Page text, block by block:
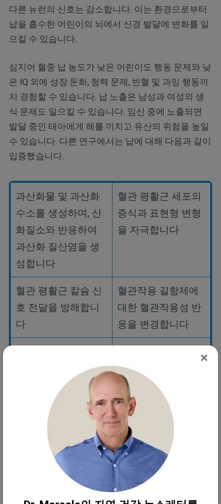
다른 뉴런의 신호는 감소합니다. 이는 환경으로부터
납을 흡수한 어린이의 뇌에서 신경 발달에 변화를 일
으킬 수 있습니다.
심지어 혈중 납 농도가 낮은 어린이도 행동 문제와 낮
은 IQ 외에 성장 둔화, 청력 문제, 빈혈 및 과잉 행동까
지 경험할 수 있습니다. 납 노출은 남성과 여성의 생
식 문제도 일으킬 수 있습니다. 임신 중에 노출되면
발달 중인 태아에게 해를 끼치고 유산의 위험을 높일
수 있습니다. 다른 연구에서는 납에 대해 다음과 같이
입증했습니다.
과산화물 및 과산화
수소를 생성하며, 산
화질소와 반응하여
과산화 질산염을 생
성합니다
혈관 평활근 세포의
증식과 표현형 변형
을 자극합니다
혈관 평활근 칼슘 신
호 전달을 방해합니
다
혈관작용 길항제에
대한 혈관작용성 반
응을 변경합니다
생산을 증
가시킵니다
성을
손상을
유발합
내피
방해합
니다
신생을 염증을 촉진합니다
×